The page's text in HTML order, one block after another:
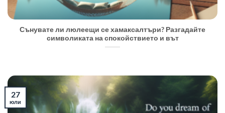
Сънувате ли люлеещи се хамаксалтъри? Разгадайте
символиката на спокойствието и вът
27
юли